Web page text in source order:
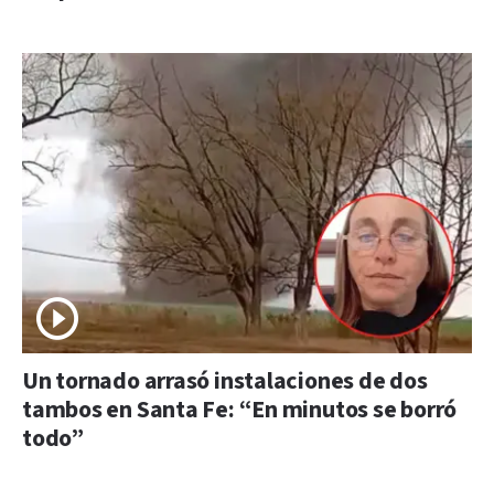
Un tornado arrasó instalaciones de dos
tambos en Santa Fe: “En minutos se borró
todo”